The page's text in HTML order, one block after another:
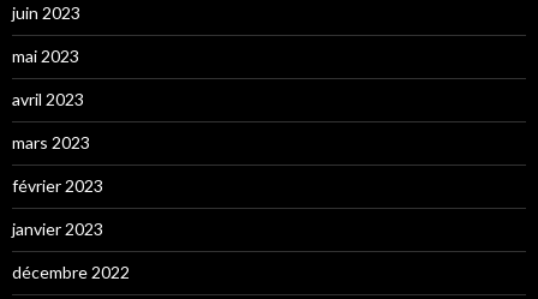
juin 2023
mai 2023
avril 2023
mars 2023
février 2023
janvier 2023
décembre 2022